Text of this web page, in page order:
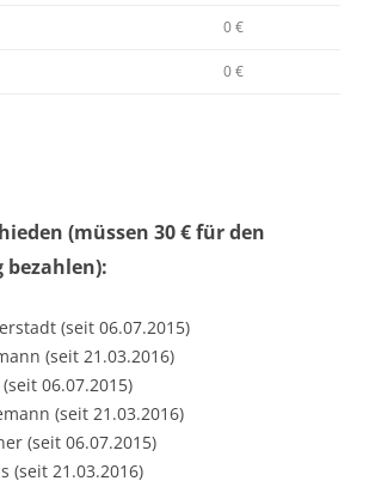
0 €
0 €
(müssen 30 € für den
bezahlen):
(seit 06.07.2015)
(seit 21.03.2016)
06.07.2015)
(seit 21.03.2016)
(seit 06.07.2015)
(seit 21.03.2016)